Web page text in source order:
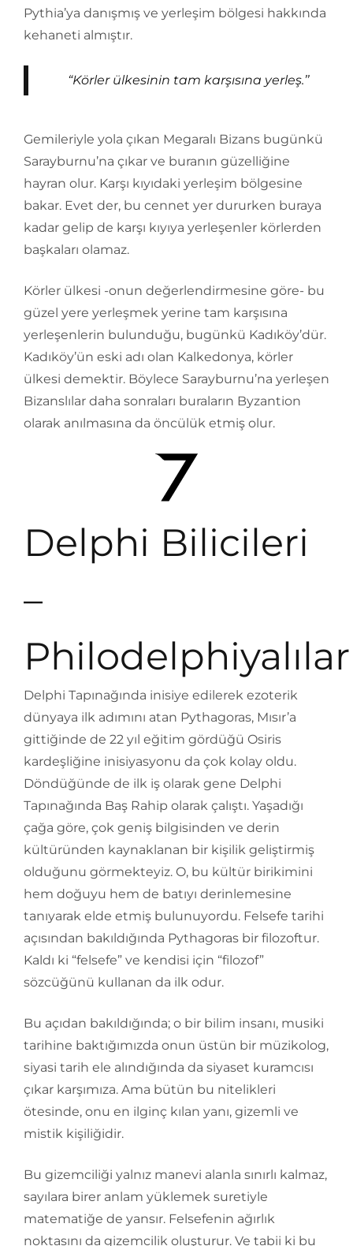
Pythia’ya danışmış ve yerleşim bölgesi hakkında
kehaneti almıştır.
“Körler ülkesinin tam karşısına yerleş.’’
Gemileriyle yola çıkan Megaralı Bizans bugünkü
Sarayburnu’na çıkar ve buranın güzelliğine
hayran olur. Karşı kıyıdaki yerleşim bölgesine
bakar. Evet der, bu cennet yer dururken buraya
kadar gelip de karşı kıyıya yerleşenler körlerden
başkaları olamaz.
Körler ülkesi -onun değerlendirmesine göre- bu
güzel yere yerleşmek yerine tam karşısına
yerleşenlerin bulunduğu, bugünkü Kadıköy’dür.
Kadıköy’ün eski adı olan Kalkedonya, körler
ülkesi demektir. Böylece Sarayburnu’na yerleşen
Bizanslılar daha sonraları buraların Byzantion
olarak anılmasına da öncülük etmiş olur.
Delphi Bilicileri
–
Philodelphiyalılar
Delphi Tapınağında inisiye edilerek ezoterik
dünyaya ilk adımını atan Pythagoras, Mısır’a
gittiğinde de 22 yıl eğitim gördüğü Osiris
kardeşliğine inisiyasyonu da çok kolay oldu.
Döndüğünde de ilk iş olarak gene Delphi
Tapınağında Baş Rahip olarak çalıştı. Yaşadığı
çağa göre, çok geniş bilgisinden ve derin
kültüründen kaynaklanan bir kişilik geliştirmiş
olduğunu görmekteyiz. O, bu kültür birikimini
hem doğuyu hem de batıyı derinlemesine
tanıyarak elde etmiş bulunuyordu. Felsefe tarihi
açısından bakıldığında Pythagoras bir filozoftur.
Kaldı ki “felsefe” ve kendisi için “filozof”
sözcüğünü kullanan da ilk odur.
Bu açıdan bakıldığında; o bir bilim insanı, musiki
tarihine baktığımızda onun üstün bir müzikolog,
siyasi tarih ele alındığında da siyaset kuramcısı
çıkar karşımıza. Ama bütün bu nitelikleri
ötesinde, onu en ilginç kılan yanı, gizemli ve
mistik kişiliğidir.
Bu gizemciliği yalnız manevi alanla sınırlı kalmaz,
sayılara birer anlam yüklemek suretiyle
matematiğe de yansır. Felsefenin ağırlık
noktasını da gizemcilik oluşturur. Ve tabii ki bu